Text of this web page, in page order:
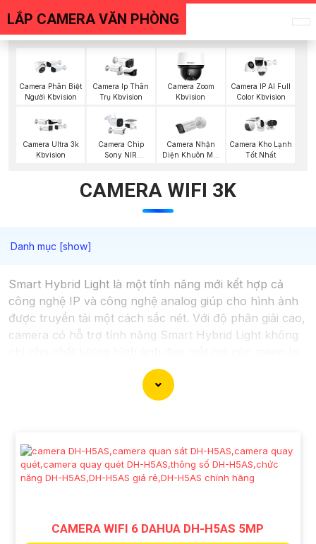
LẮP CAMERA VĂN PHÒNG
Camera Phân Biệt
Người Kbvision
Camera Ip Thân
Trụ Kbvision
Camera Zoom
Kbvision
Camera IP AI Full
Color Kbvision
Camera Ultra 3k
Kbvision
Camera Chip
Sony NIR
Camera Nhận
Diện Khuôn Mặt
Camera Kho Lạnh
Tốt Nhất
CAMERA WIFI 3K
Smart Hybrid Light là một tính năng mới kết hợp cả
công nghệ IP và công nghệ analog giúp cho hình ảnh
được truyền tải một cách sắc nét. Với độ phân giải cao,
camera có hỗ trợ tính năng Smart Hybrid Light không
sự chính xác trong việc giám sát và theo dõi, với khả
năng hoạt động cả ban ngày và ban đêm, cung cấp sự
bảo vệ toàn diện cho không gian mà bạn muốn giám
CAMERA WIFI 6 DAHUA DH-H5AS 5MP